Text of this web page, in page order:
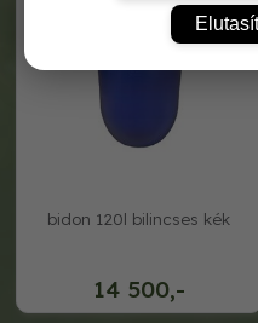
14 500,-
bidon 120l bilincses kék